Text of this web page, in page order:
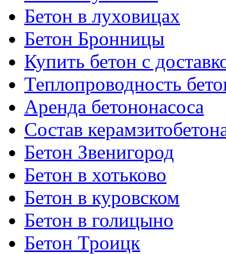
Бетон в луховицах
Бетон Бронницы
Купить бетон с
Теплопроводность
Аренда бетононасоса
Состав
Бетон Звенигород
Бетон в хотьково
Бетон в куровском
Бетон в голицыно
Бетон Троицк